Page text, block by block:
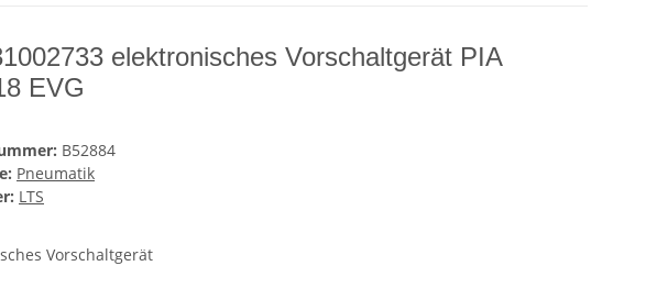
elektronisches Vorschaltgerät PIA
EVG
B52884
Pneumatik
LTS
Vorschaltgerät